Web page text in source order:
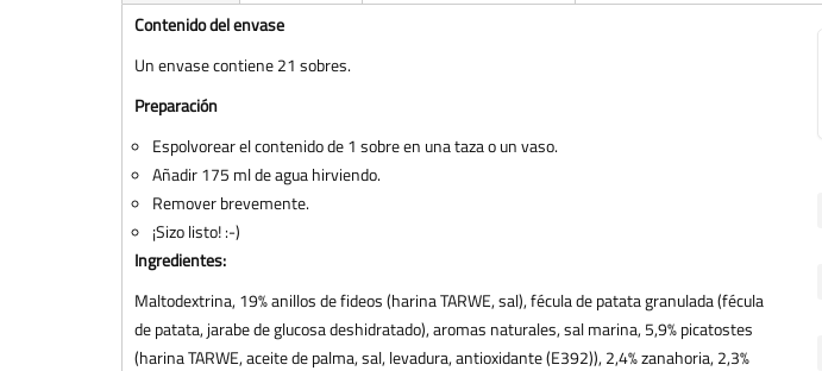
Contenido del envase
Un envase contiene 21 sobres.
Preparación
Espolvorear el contenido de 1 sobre en una taza o un vaso.
Añadir 175 ml de agua hirviendo.
Remover brevemente.
¡Sizo listo! :-)
Ingredientes:
Maltodextrina, 19% anillos de fideos (harina TARWE, sal), fécula de patata granulada (fécula
de patata, jarabe de glucosa deshidratado), aromas naturales, sal marina, 5,9% picatostes
(harina TARWE, aceite de palma, sal, levadura, antioxidante (E392)), 2,4% zanahoria, 2,3%